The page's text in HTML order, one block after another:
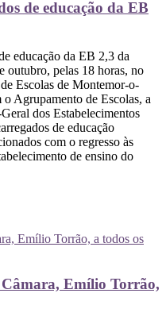
de educação da EB
educação da EB 2,3 da
outubro, pelas 18 horas, no
Escolas de Montemor-o-
Agrupamento de Escolas, a
dos Estabelecimentos
de educação
com o regresso às
de ensino do
Câmara, Emílio Torrão,